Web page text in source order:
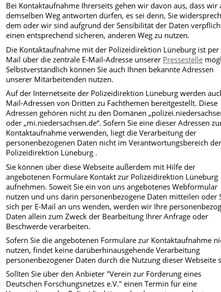
Bei Kontaktaufnahme Ihrerseits gehen wir davon aus, dass wir
demselben Weg antworten dürfen, es sei denn, Sie
dem oder wir sind aufgrund der Sensibilität der Daten
einen entsprechend sicheren, anderen Weg zu nutzen.
Die Kontaktaufnahme mit der Polizeidirektion Lüneburg ist per
Mail über die zentrale E-Mail-Adresse unserer Pressestelle
Selbstverständlich können Sie auch Ihnen bekannte Adressen
unserer Mitarbeitenden nutzen.
Auf der Internetseite der Polizeidirektion Lüneburg werden
Mail-Adressen von Dritten zu Fachthemen bereitgestellt. Diese
Adressen gehören nicht zu den Domänen
oder „mi.niedersachsen.de“. Sofern Sie eine dieser Adressen
Kontaktaufnahme verwenden, liegt die Verarbeitung der
personenbezogenen Daten nicht im Verantwortungsbereich
Polizeidirektion Lüneburg .
Sie können über diese Webseite außerdem mit Hilfe der
angebotenen Formulare Kontakt zur Polizeidirektion Lüneburg
aufnehmen. Soweit Sie ein von uns angebotenes Webformular
nutzen und uns darin personenbezogene Daten mitteilen oder
sich per E-Mail an uns wenden, werden wir Ihre
Daten allein zum Zweck der Bearbeitung Ihrer Anfrage oder
Beschwerde verarbeiten.
Sofern Sie die angebotenen Formulare zur Kontaktaufnahme
nutzen, findet keine darüberhinausgehende Verarbeitung
personenbezogener Daten durch die Nutzung dieser Webseite
Sollten Sie über den Anbieter "Verein zur Förderung eines
Deutschen Forschungsnetzes e.V." einen Termin für eine